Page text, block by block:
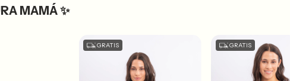
MAMÁ ✨
GRATIS GRATIS